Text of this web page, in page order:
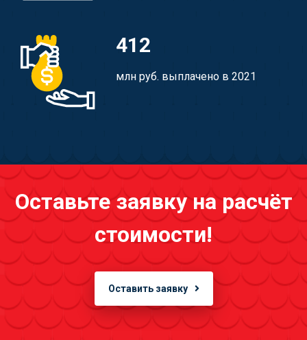
412
млн руб. выплачено в 2021
Оставьте заявку на расчёт
стоимости!
Оставить заявку